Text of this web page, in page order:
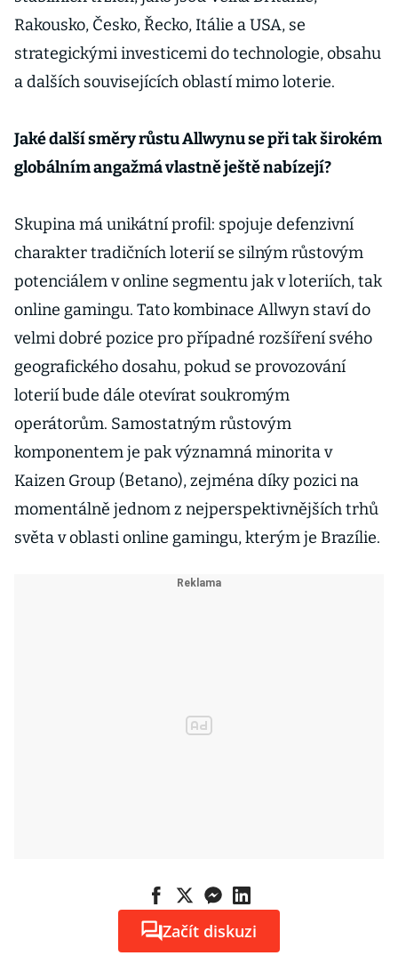
Rakousko, Česko, Řecko, Itálie a USA, se
strategickými investicemi do technologie, obsahu
a dalších souvisejících oblastí mimo loterie.
Jaké další směry růstu Allwynu se při tak širokém
globálním angažmá vlastně ještě nabízejí?
Skupina má unikátní profil: spojuje defenzivní
charakter tradičních loterií se silným růstovým
potenciálem v online segmentu jak v loteriích, tak
online gamingu. Tato kombinace Allwyn staví do
velmi dobré pozice pro případné rozšíření svého
geografického dosahu, pokud se provozování
loterií bude dále otevírat soukromým
operátorům. Samostatným růstovým
komponentem je pak významná minorita v
Kaizen Group (Betano), zejména díky pozici na
momentálně jednom z nejperspektivnějších trhů
světa v oblasti online gamingu, kterým je Brazílie.
Začít diskuzi